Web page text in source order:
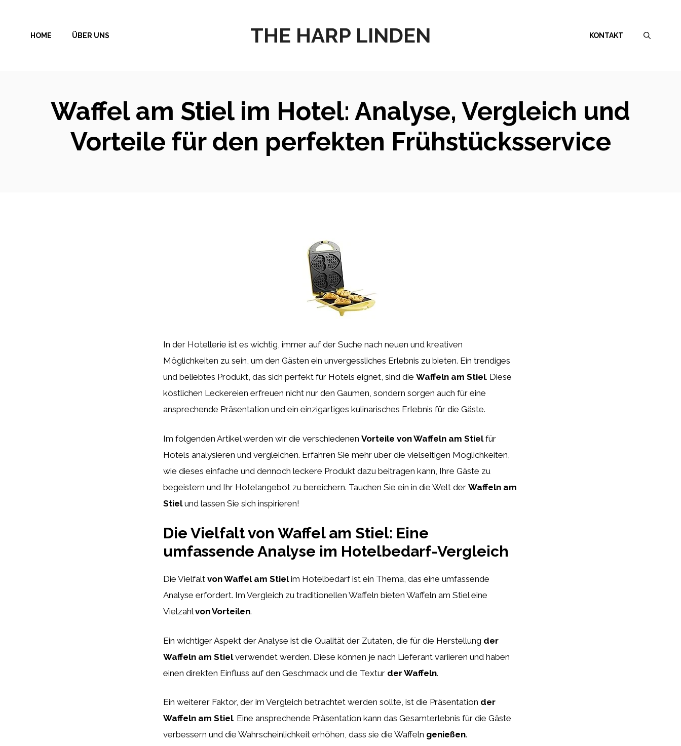
springen
THE HARP LINDEN
HOME ÜBER UNS KONTAKT
Waffel am Stiel im Hotel: Analyse, Vergleich und
Vorteile für den perfekten Frühstücksservice
In der Hotellerie ist es wichtig, immer auf der Suche nach neuen und kreativen
Möglichkeiten zu sein, um den Gästen ein unvergessliches Erlebnis zu bieten. Ein trendiges
und beliebtes Produkt, das sich perfekt für Hotels eignet, sind die Waffeln am Stiel. Diese
köstlichen Leckereien erfreuen nicht nur den Gaumen, sondern sorgen auch für eine
ansprechende Präsentation und ein einzigartiges kulinarisches Erlebnis für die Gäste.
Im folgenden Artikel werden wir die verschiedenen Vorteile von Waffeln am Stielfür
Hotels analysieren und vergleichen. Erfahren Sie mehr über die vielseitigen Möglichkeiten,
wie dieses einfache und dennoch leckere Produkt dazu beitragen kann, Ihre Gäste zu
begeistern und Ihr Hotelangebot zu bereichern. Tauchen Sie ein in die Welt der Waffeln am
Stielund lassen Sie sich inspirieren!
Die Vielfalt von Waffel am Stiel: Eine
umfassende Analyse im Hotelbedarf-Vergleich
Die Vielfalt von Waffel am Stielim Hotelbedarf ist ein Thema, das eine umfassende
Analyse erfordert. Im Vergleich zu traditionellen Waffeln bieten Waffeln am Stiel eine
Vielzahlvon Vorteilen.
Ein wichtiger Aspekt der Analyse ist die Qualität der Zutaten, die für die Herstellung der
Waffeln am Stielverwendet werden. Diese können je nach Lieferant variieren und haben
einen direkten Einfluss auf den Geschmack und die Textur der Waffeln.
Ein weiterer Faktor, der im Vergleich betrachtet werden sollte, ist die Präsentation der
Waffeln am Stiel. Eine ansprechende Präsentation kann das Gesamterlebnis für die Gäste
verbessern und die Wahrscheinlichkeit erhöhen, dass sie die Waffeln genießen.